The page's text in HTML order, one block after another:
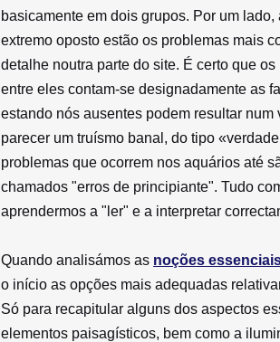
basicamente em dois grupos. Por um
extremo oposto estão os problemas mais
detalhe noutra parte do site. É certo que
entre eles contam-se designadamente as
estando nós ausentes podem resultar
parecer um truísmo banal, do tipo
problemas que ocorrem nos aquários até
chamados "erros de principiante". Tudo
aprendermos a "ler" e a interpretar
Quando analisámos as noções
o início as opções mais adequadas
Só para recapitular alguns dos aspectos
elementos paisagísticos, bem como a